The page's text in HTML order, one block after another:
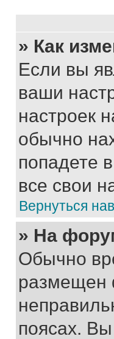
» Как
Если вы
ваши
настроек
обычно
попадете
все свои
Вернуться
» На
Обычно
размещен
поясах.